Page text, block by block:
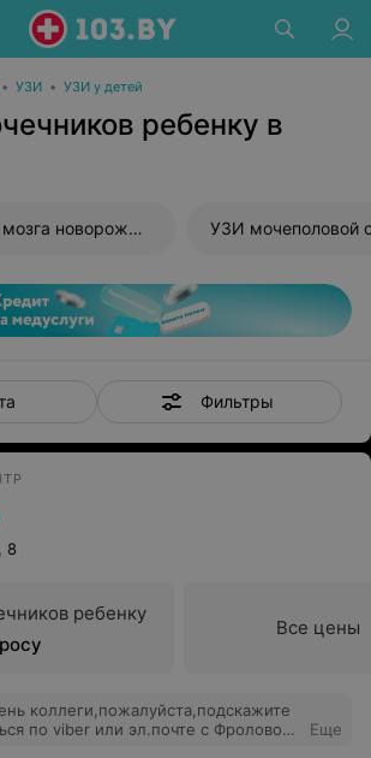
• УЗИ • УЗИ у детей
ребенку в
УЗИ головного мозга новорожденного УЗИ мочеполовой
Фильтры
8
ребенку
Все цены
коллеги,пожалуйста,подскажите
с Фроловой
Еще